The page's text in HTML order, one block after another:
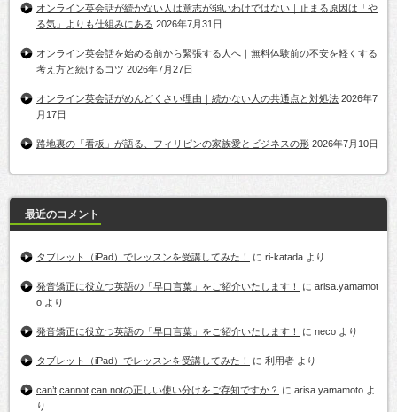
オンライン英会話が続かない人は意志が弱いわけではない｜止まる原因は「や
る気」よりも仕組みにある 2026年7月31日
オンライン英会話を始める前から緊張する人へ｜無料体験前の不安を軽くする
考え方と続けるコツ 2026年7月27日
オンライン英会話がめんどくさい理由｜続かない人の共通点と対処法 2026年7
月17日
路地裏の「看板」が語る、フィリピンの家族愛とビジネスの形 2026年7月10日
最近のコメント
タブレット（iPad）でレッスンを受講してみた！ に ri-katada より
発音矯正に役立つ英語の「早口言葉」をご紹介いたします！ に arisa.yamamot
o より
発音矯正に役立つ英語の「早口言葉」をご紹介いたします！ に neco より
タブレット（iPad）でレッスンを受講してみた！ に 利用者 より
can’t,cannot,can notの正しい使い分けをご存知ですか？ に arisa.yamamoto よ
り